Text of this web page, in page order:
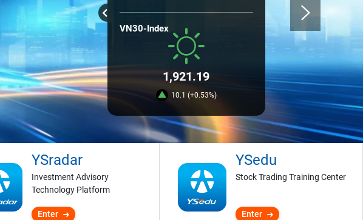
VN30-Index
1,921.19
10.1 (+0.53%)
YSradar
Investment Advisory
Technology Platform
Enter
YSedu
Stock Trading Training Center
Enter